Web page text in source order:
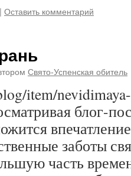
| Оставить комментарий
Свято-Успенская обитель
item/
блог-
заботы
часть